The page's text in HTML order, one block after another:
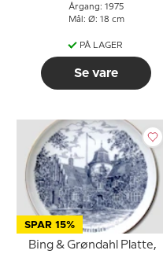
Årgang: 1975
Mål: Ø: 18 cm
PÅ LAGER
Se vare
SPAR 15%
Bing & Grøndahl Platte,